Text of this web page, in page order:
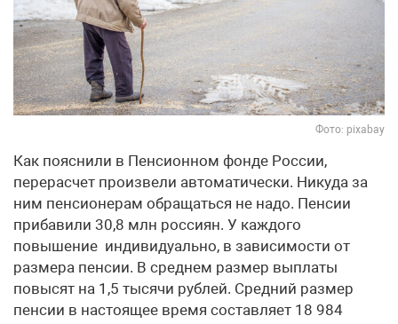
Фото: pixabay
Как пояснили в Пенсионном фонде России,
перерасчет произвели автоматически. Никуда за
ним пенсионерам обращаться не надо. Пенсии
прибавили 30,8 млн россиян. У каждого
повышение индивидуально, в зависимости от
размера пенсии. В среднем размер выплаты
повысят на 1,5 тысячи рублей. Средний размер
пенсии в настоящее время составляет 18 984